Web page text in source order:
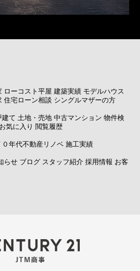
ローコスト平屋 建築実績 モデルハウス
住宅ローン相談 シングルマザーの方
建て 土地・売地 中古マンション 物件検
お気に入り 閲覧履歴
０年代不動産リノベ 施工実績
らせ ブログ スタッフ紹介 採用情報 お客